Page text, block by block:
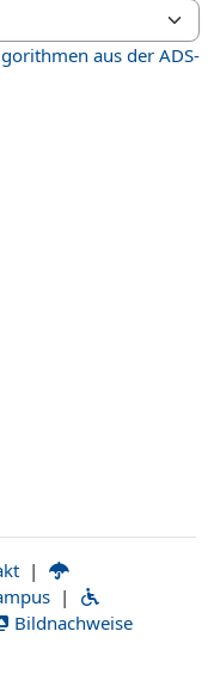
aus der ADS-
|
|
Bildnachweise